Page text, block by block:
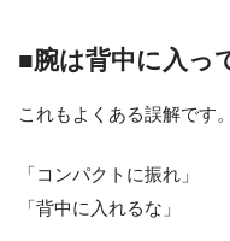
■腕は背中に入っ
これもよくある誤解です。
「コンパクトに振れ」
「背中に入れるな」